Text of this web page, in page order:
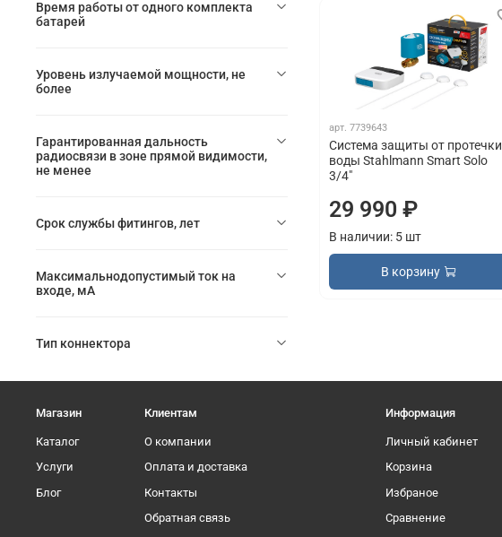
арт. 7739643
Система защиты от протечки
воды Stahlmann Smart Solo
3/4"
29 990 ₽
В наличии: 5 шт
В корзину
Время работы от одного комплекта
батарей
Уровень излучаемой мощности, не
более
Гарантированная дальность
радиосвязи в зоне прямой видимости,
не менее
Срок службы фитингов, лет
Максимальнодопустимый ток на
входе, мА
Тип коннектора
Магазин
Каталог
Услуги
Блог
Клиентам
О компании
Оплата и доставка
Контакты
Обратная связь
Информация
Личный кабинет
Корзина
Избраное
Сравнение